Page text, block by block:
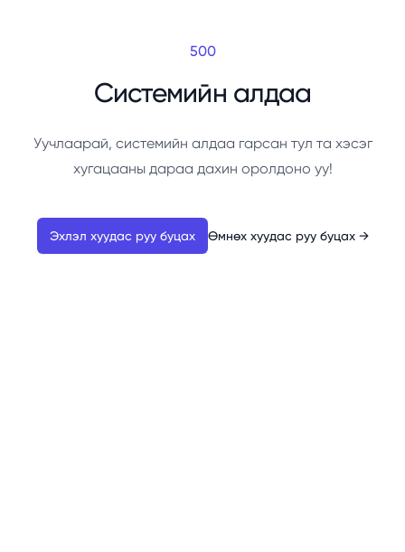
500
Системийн алдаа
Уучлаарай, системийн алдаа гарсан тул та хэсэг
хугацааны дараа дахин оролдоно уу!
Эхлэл хуудас руу буцах Өмнөх хуудас руу буцах →